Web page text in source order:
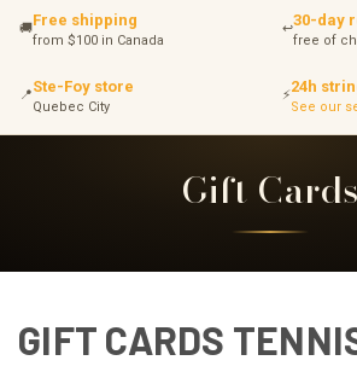
🚚Free shipping
from $100 in Canada
↩30-day
free of
📍Ste-Foy store
Quebec City
⚡24h
See our
Gift Cards
GIFT CARDS